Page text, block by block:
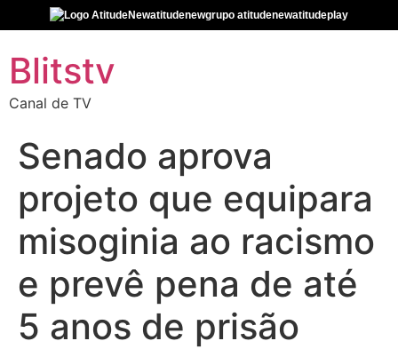
Blitstv
Canal de TV
Senado aprova
projeto que equipara
misoginia ao racismo
e prevê pena de até
5 anos de prisão
atitudenewgrupo atitudenewatitudeplay